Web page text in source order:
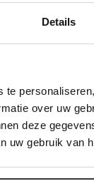
Details
over uw
deze
uw gebruik van
maakt
gebruikerservaring
alle cookies in
verder